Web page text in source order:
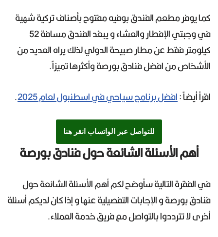
كما يوفر مطعم الفندق بوفيه مفتوح بأصناف تركية شهية
في وجبتي الإفطار والعشاء و يبعُد الفندق مسافة 52
كيلومتر فقط عن مطار صبيحة الدولي لذلك يراه العديد من
الأشخاص من افضل فنادق بورصة وأكثرها تميزاً.
اقرأ أيضاً :افضل برنامج سياحي في اسطنبول لعام 2025 .
للتواصل عبر الواتساب انقر هنا
أهم الأسئلة الشائعة حول فنادق بورصة
في الفقرة التالية سأوضح لكم أهم الأسئلة الشائعة حول
فنادق بورصة و الإجابات التفصيلية عنها و إذا كان لديكم أسئلة
أخرى لا تترددوا بالتواصل مع فريق خدمة العملاء.